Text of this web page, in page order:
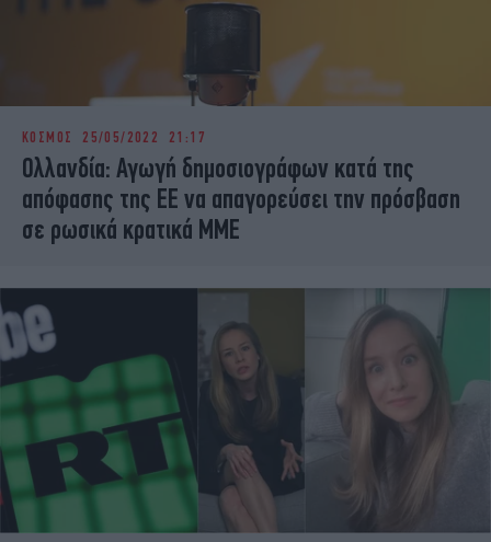
ΚΟΣΜΟΣ 25/05/2022 21:17
Ολλανδία: Αγωγή δημοσιογράφων κατά της
απόφασης της ΕΕ να απαγορεύσει την πρόσβαση
σε ρωσικά κρατικά ΜΜΕ